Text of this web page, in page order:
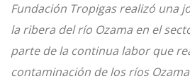
Fundación Tropigas realizó una
la ribera del río Ozama en el
parte de la continua labor que
contaminación de los ríos